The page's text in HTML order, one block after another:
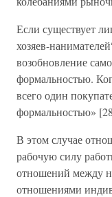
Если существует
хозяев-
возобновление
формальностью.
всего один
формальностью»
В этом случае
рабочую силу
отношений между
отношениями